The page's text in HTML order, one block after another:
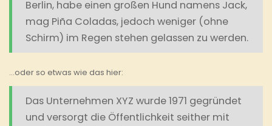
Berlin, habe einen großen Hund namens Jack,
mag Piña Coladas, jedoch weniger (ohne
Schirm) im Regen stehen gelassen zu werden.
…oder so etwas wie das hier:
Das Unternehmen XYZ wurde 1971 gegründet
und versorgt die Öffentlichkeit seither mit